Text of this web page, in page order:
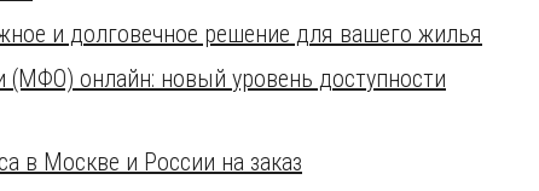
и долговечное решение для вашего жилья
онлайн: новый уровень доступности
в Москве и России на заказ